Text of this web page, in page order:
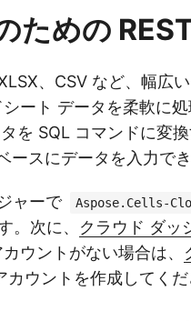
ための
、CSV など、幅広
ート データを柔軟に処
を SQL コマンドに変
スにデータを入力でき
ャーで Aspose.Cells-
。次に、 クラウド ダッ
ウントがない場合は、
ウントを作成してくだ